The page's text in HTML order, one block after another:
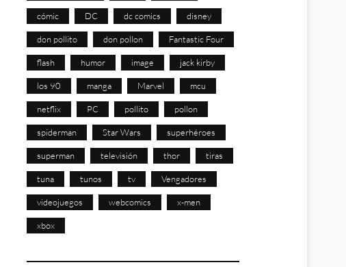
cómic DC dc comics disney
don pollito don pollon Fantastic Four
flash humor image jack kirby
los 90 manga Marvel mcu
netflix PC pollito pollon
spiderman Star Wars superhéroes
superman televisión thor tiras
tuna tunos tv Vengadores
videojuegos webcomics x-men
xbox